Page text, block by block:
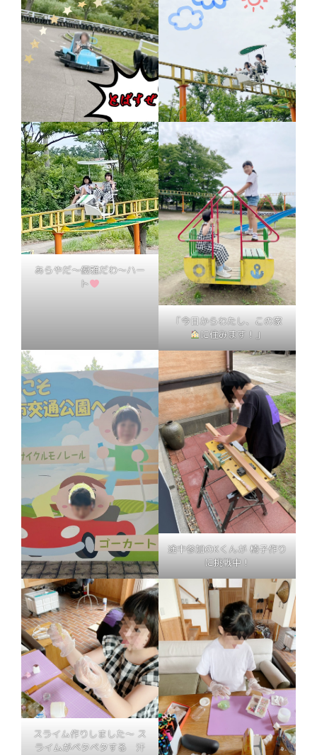
あらやだ〜優雅だわ〜ハー
ト
「今日からわたし、この家
に住みます！」
途中参加のKくんが 椅子作り
に挑戦中！
スライム作りしました〜 ス
ライムがベタベタする 汗